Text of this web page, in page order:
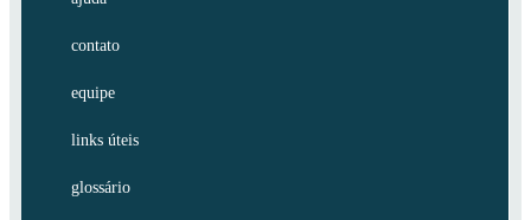
contato
equipe
links úteis
glossário